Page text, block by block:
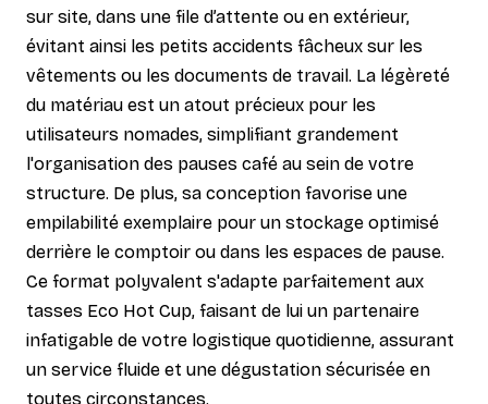
sur site, dans une file d’attente ou en extérieur,
évitant ainsi les petits accidents fâcheux sur les
vêtements ou les documents de travail. La légèreté
du matériau est un atout précieux pour les
utilisateurs nomades, simplifiant grandement
l'organisation des pauses café au sein de votre
structure. De plus, sa conception favorise une
empilabilité exemplaire pour un stockage optimisé
derrière le comptoir ou dans les espaces de pause.
Ce format polyvalent s'adapte parfaitement aux
tasses Eco Hot Cup, faisant de lui un partenaire
infatigable de votre logistique quotidienne, assurant
un service fluide et une dégustation sécurisée en
toutes circonstances.